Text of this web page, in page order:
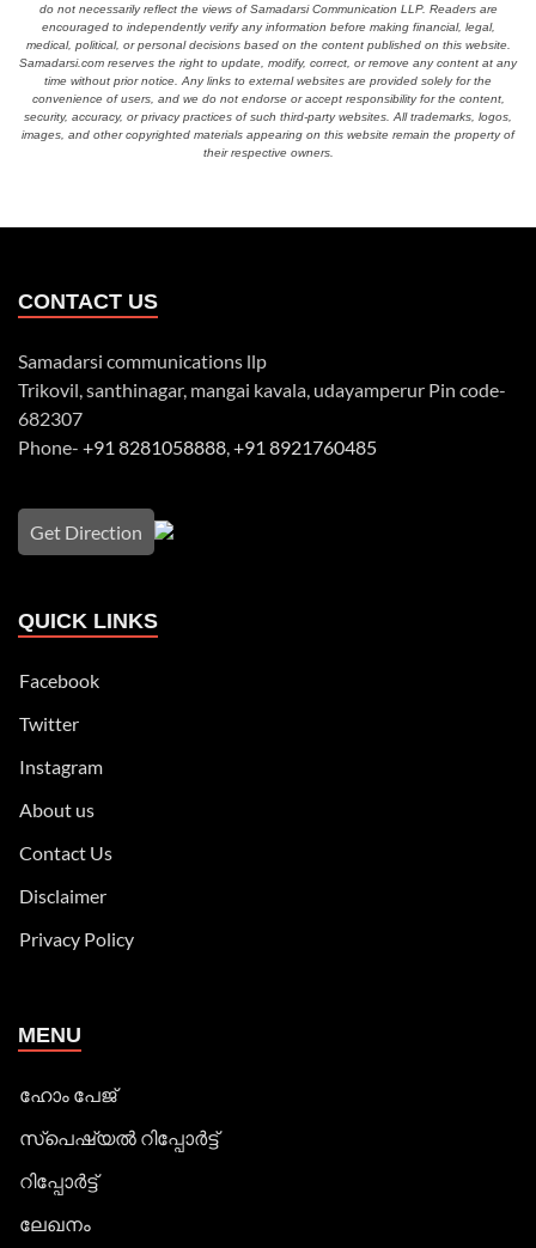
do not necessarily reflect the views of Samadarsi Communication LLP. Readers are
encouraged to independently verify any information before making financial, legal,
medical, political, or personal decisions based on the content published on this website.
Samadarsi.com reserves the right to update, modify, correct, or remove any content at any
time without prior notice. Any links to external websites are provided solely for the
convenience of users, and we do not endorse or accept responsibility for the content,
security, accuracy, or privacy practices of such third-party websites. All trademarks, logos,
images, and other copyrighted materials appearing on this website remain the property of
their respective owners.
CONTACT US
Samadarsi communications llp
Trikovil, santhinagar, mangai kavala, udayamperur Pin code-
682307
Phone- +91 8281058888,+91 8921760485
Get Direction
QUICK LINKS
Facebook
Twitter
Instagram
About us
Contact Us
Disclaimer
Privacy Policy
MENU
ഹോം പേജ്
സ്പെഷ്യൽ റിപ്പോര്‍ട്ട്
റിപ്പോര്‍ട്ട്
ലേഖനം